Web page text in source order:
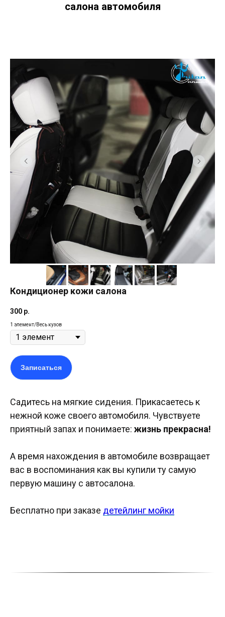
салона автомобиля
Кондиционер кожи салона
300 р.
1 элемент/Весь кузов
Записаться
Садитесь на мягкие сидения. Прикасаетесь к
нежной коже своего автомобиля. Чувствуете
приятный запах и понимаете: жизнь прекрасна!
А время нахождения в автомобиле возвращает
вас в воспоминания как вы купили ту самую
первую машину с автосалона.
Бесплатно при заказе детейлинг мойки